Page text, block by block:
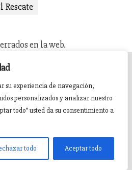
su experiencia de navegación,
personalizados y analizar nuestro
todo” usted da su consentimiento a
todo Aceptar todo
Rescate
en la web.
DE PASIÓN
COFRADES BANDAS
y mantenido porwitandbit